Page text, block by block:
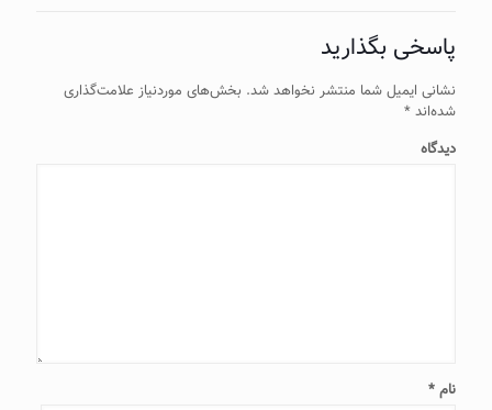
پاسخی بگذارید
نشانی ایمیل شما منتشر نخواهد شد. بخش‌های موردنیاز علامت‌گذاری
شده‌اند *
دیدگاه
نام *